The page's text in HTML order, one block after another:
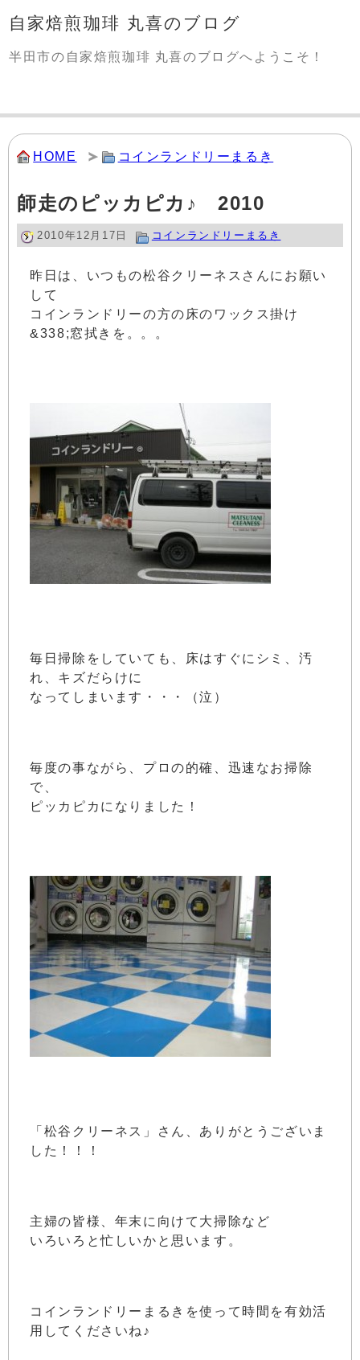
自家焙煎珈琲 丸喜のブログ
半田市の自家焙煎珈琲 丸喜のブログへようこそ！
HOME コインランドリーまるき
師走のピッカピカ♪ 2010
2010年12月17日 コインランドリーまるき
昨日は、いつもの松谷クリーネスさんにお願い
して
コインランドリーの方の床のワックス掛け
&338;窓拭きを。。。
毎日掃除をしていても、床はすぐにシミ、汚
れ、キズだらけに
なってしまいます・・・（泣）
毎度の事ながら、プロの的確、迅速なお掃除
で、
ピッカピカになりました！
「松谷クリーネス」さん、ありがとうございま
した！！！
主婦の皆様、年末に向けて大掃除など
いろいろと忙しいかと思います。
コインランドリーまるきを使って時間を有効活
用してくださいね♪